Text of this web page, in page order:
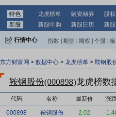
特色 龙虎榜单 融资融券 股
新股
新股申购 新股日历 新
行情中心 指数 期指 期权 个股
东方财富网 > 数据中心 > 龙虎榜单 > 鞍钢股
鞍钢股份(000898)龙虎榜数
代码 名称 最新价 涨
000898 鞍钢股份 2.02 -